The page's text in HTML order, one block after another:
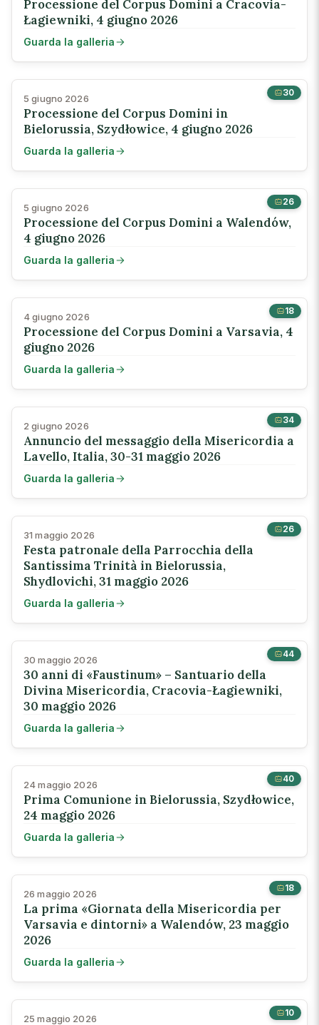
Processione del Corpus Domini a Cracovia-
Łagiewniki, 4 giugno 2026
Guarda la galleria
30
5 giugno 2026
Processione del Corpus Domini in
Bielorussia, Szydłowice, 4 giugno 2026
Guarda la galleria
26
5 giugno 2026
Processione del Corpus Domini a Walendów,
4 giugno 2026
Guarda la galleria
18
4 giugno 2026
Processione del Corpus Domini a Varsavia, 4
giugno 2026
Guarda la galleria
34
2 giugno 2026
Annuncio del messaggio della Misericordia a
Lavello, Italia, 30-31 maggio 2026
Guarda la galleria
26
31 maggio 2026
Festa patronale della Parrocchia della
Santissima Trinità in Bielorussia,
Shydlovichi, 31 maggio 2026
Guarda la galleria
44
30 maggio 2026
30 anni di «Faustinum» – Santuario della
Divina Misericordia, Cracovia-Łagiewniki,
30 maggio 2026
Guarda la galleria
40
24 maggio 2026
Prima Comunione in Bielorussia, Szydłowice,
24 maggio 2026
Guarda la galleria
18
26 maggio 2026
La prima «Giornata della Misericordia per
Varsavia e dintorni» a Walendów, 23 maggio
2026
Guarda la galleria
10
25 maggio 2026